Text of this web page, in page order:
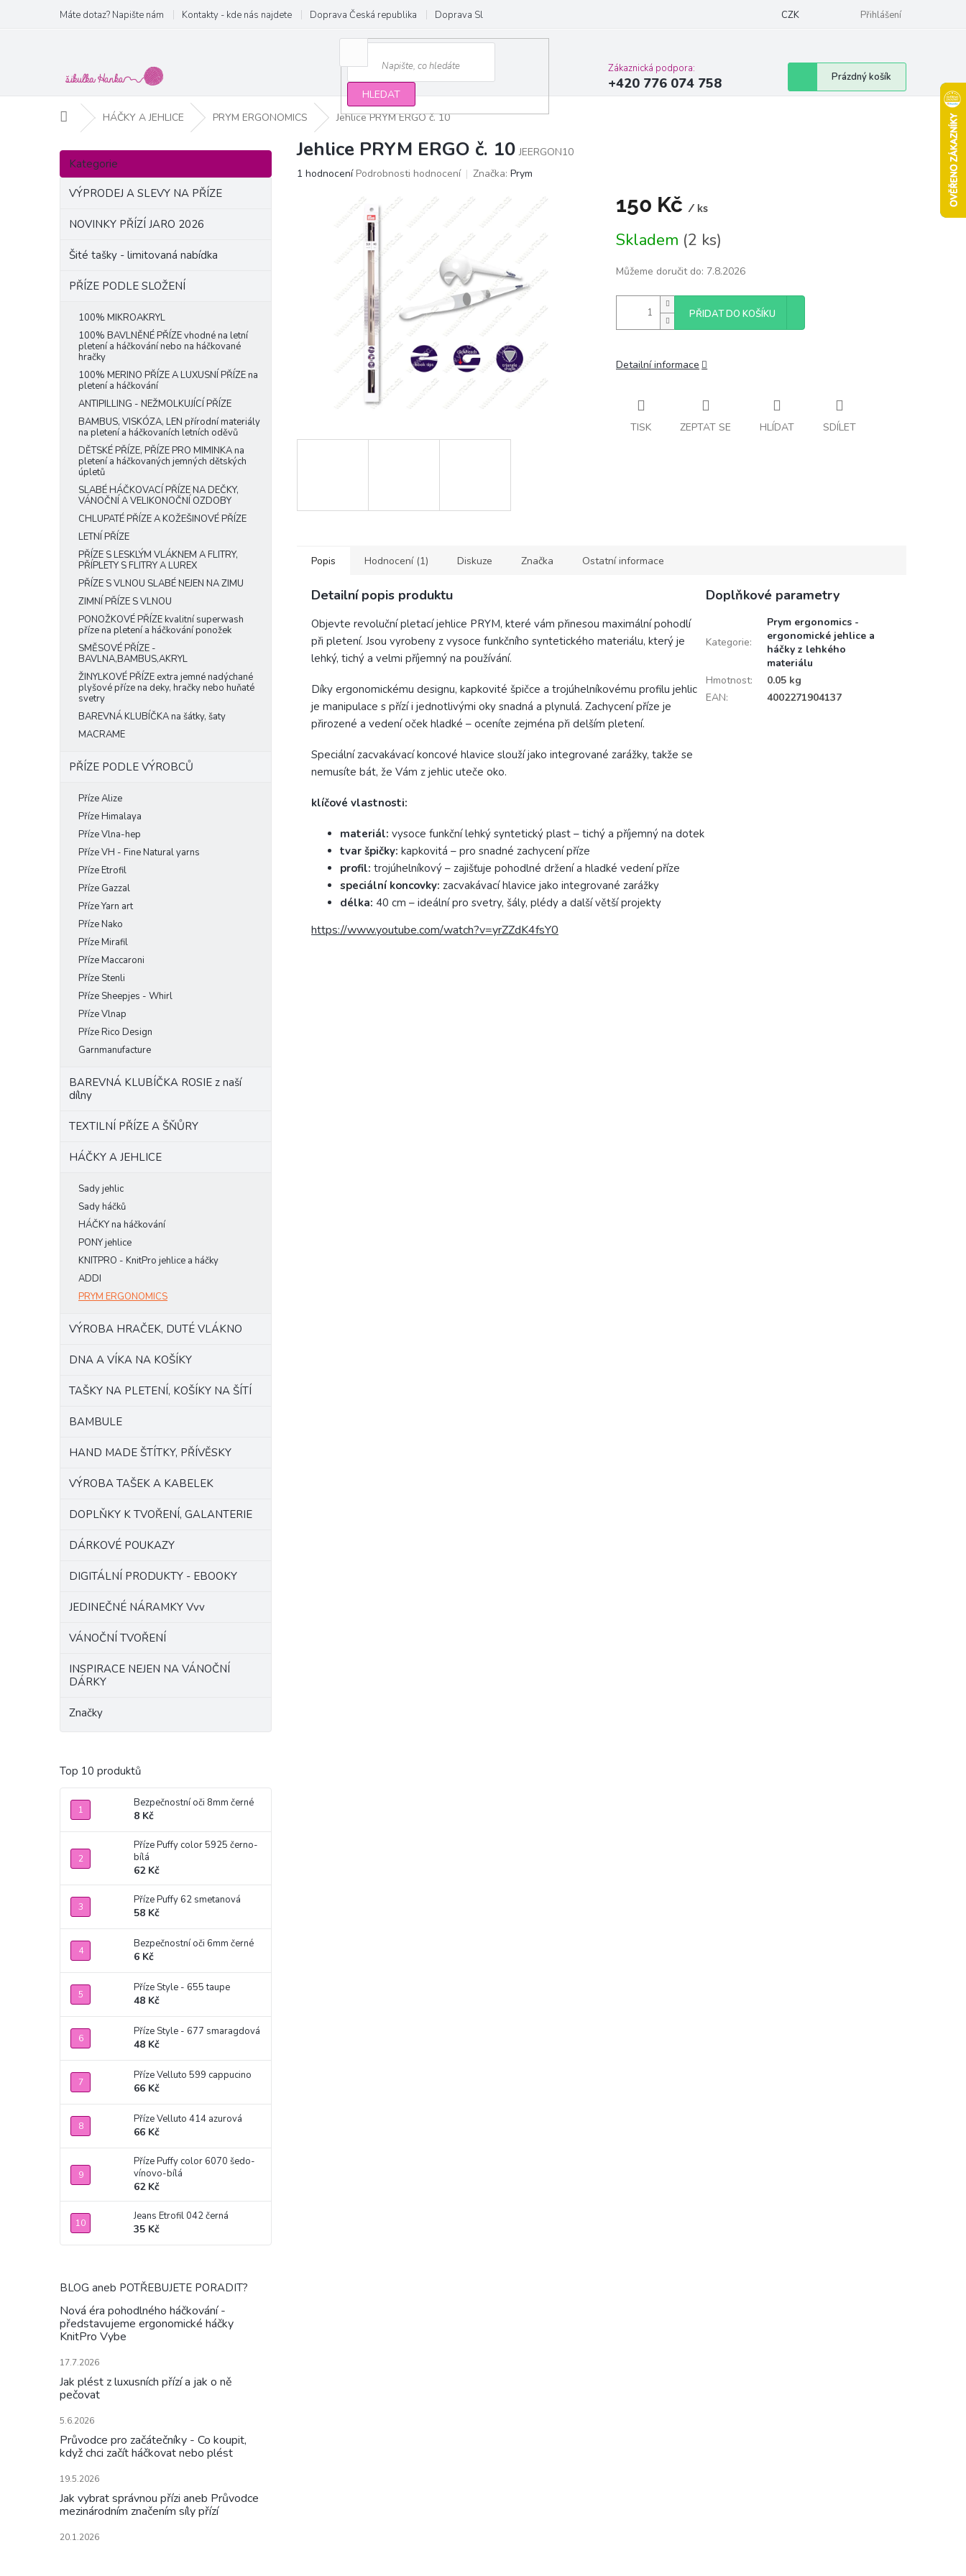
obsah
Máte dotaz? Napište nám Kontakty - kde nás najdete Doprava Česká republika Doprava Slovensko a EU Podmínky ochrany osobních údajů Moje objednávka
CZK Přihlášení
HLEDAT
Zákaznická podpora:
+420 776 074 758
Nákupní
košík
Prázdný košík
Domů HÁČKY A JEHLICE PRYM ERGONOMICS Jehlice PRYM ERGO č. 10
P
s
Přeskočit
kategorie
Kategorie
VÝPRODEJ A SLEVY NA PŘÍZE
NOVINKY PŘÍZÍ JARO 2026
Šité tašky - limitovaná nabídka
PŘÍZE PODLE SLOŽENÍ
100% MIKROAKRYL
100% BAVLNĚNÉ PŘÍZE vhodné na letní
pletení a háčkování nebo na háčkované
hračky
100% MERINO PŘÍZE A LUXUSNÍ PŘÍZE na
pletení a háčkování
ANTIPILLING - NEŽMOLKUJÍCÍ PŘÍZE
BAMBUS, VISKÓZA, LEN přírodní materiály
na pletení a háčkovaních letních oděvů
DĚTSKÉ PŘÍZE, PŘÍZE PRO MIMINKA na
pletení a háčkovaných jemných dětských
úpletů
SLABÉ HÁČKOVACÍ PŘÍZE NA DEČKY,
VÁNOČNÍ A VELIKONOČNÍ OZDOBY
CHLUPATÉ PŘÍZE A KOŽEŠINOVÉ PŘÍZE
LETNÍ PŘÍZE
PŘÍZE S LESKLÝM VLÁKNEM A FLITRY,
PŘÍPLETY S FLITRY A LUREX
PŘÍZE S VLNOU SLABÉ NEJEN NA ZIMU
ZIMNÍ PŘÍZE S VLNOU
PONOŽKOVÉ PŘÍZE kvalitní superwash
příze na pletení a háčkování ponožek
SMĚSOVÉ PŘÍZE -
BAVLNA,BAMBUS,AKRYL
ŽINYLKOVÉ PŘÍZE extra jemné nadýchané
plyšové příze na deky, hračky nebo huňaté
svetry
BAREVNÁ KLUBÍČKA na šátky, šaty
MACRAME
PŘÍZE PODLE VÝROBCŮ
Příze Alize
Příze Himalaya
Příze Vlna-hep
Příze VH - Fine Natural yarns
Příze Etrofil
Příze Gazzal
Příze Yarn art
Příze Nako
Příze Mirafil
Příze Maccaroni
Příze Stenli
Příze Sheepjes - Whirl
Příze Vlnap
Příze Rico Design
Garnmanufacture
BAREVNÁ KLUBÍČKA ROSIE z naší
dílny
TEXTILNÍ PŘÍZE A ŠŇŮRY
HÁČKY A JEHLICE
Sady jehlic
Sady háčků
HÁČKY na háčkování
PONY jehlice
KNITPRO - KnitPro jehlice a háčky
ADDI
PRYM ERGONOMICS
VÝROBA HRAČEK, DUTÉ VLÁKNO
DNA A VÍKA NA KOŠÍKY
TAŠKY NA PLETENÍ, KOŠÍKY NA ŠÍTÍ
BAMBULE
HAND MADE ŠTÍTKY, PŘÍVĚSKY
VÝROBA TAŠEK A KABELEK
DOPLŇKY K TVOŘENÍ, GALANTERIE
DÁRKOVÉ POUKAZY
DIGITÁLNÍ PRODUKTY - EBOOKY
JEDINEČNÉ NÁRAMKY Vvv
VÁNOČNÍ TVOŘENÍ
INSPIRACE NEJEN NA VÁNOČNÍ
DÁRKY
Značky
Top 10 produktů
Bezpečnostní oči 8mm černé
8 Kč
Příze Puffy color 5925 černo-
bílá
62 Kč
Příze Puffy 62 smetanová
58 Kč
Bezpečnostní oči 6mm černé
6 Kč
Příze Style - 655 taupe
48 Kč
Příze Style - 677 smaragdová
48 Kč
Příze Velluto 599 cappucino
66 Kč
Příze Velluto 414 azurová
66 Kč
Příze Puffy color 6070 šedo-
vínovo-bílá
62 Kč
Jeans Etrofil 042 černá
35 Kč
BLOG aneb POTŘEBUJETE PORADIT?
Nová éra pohodlného háčkování -
představujeme ergonomické háčky
KnitPro Vybe
17.7.2026
Jak plést z luxusních přízí a jak o ně
pečovat
5.6.2026
Průvodce pro začátečníky - Co koupit,
když chci začít háčkovat nebo plést
19.5.2026
Jak vybrat správnou přízi aneb Průvodce
mezinárodním značením síly přízí
20.1.2026
Jehlice PRYM ERGO č. 10 JEERGON10
Průměrné
1 hodnocení Podrobnosti hodnocení Značka: Prym
150 Kč / ks
cena:
Skladem (2 ks)
Můžeme doručit do: 7.8.2026
PŘIDAT DO KOŠÍKU
Detailní informace
TISK ZEPTAT SE HLÍDAT SDÍLET
Popis Hodnocení (1) Diskuze Značka Ostatní informace
Detailní popis produktu
Objevte revoluční pletací jehlice PRYM, které vám přinesou maximální pohodlí
při pletení. Jsou vyrobeny z vysoce funkčního syntetického materiálu, který je
lehký, tichý a velmi příjemný na používání.
Díky ergonomickému designu, kapkovité špičce a trojúhelníkovému profilu jehlic
je manipulace s přízí i jednotlivými oky snadná a plynulá. Zachycení příze je
přirozené a vedení oček hladké – oceníte zejména při delším pletení.
Speciální zacvakávací koncové hlavice slouží jako integrované zarážky, takže se
nemusíte bát, že Vám z jehlic uteče oko.
klíčové vlastnosti:
materiál: vysoce funkční lehký syntetický plast – tichý a příjemný na dotek
tvar špičky: kapkovitá – pro snadné zachycení příze
profil: trojúhelníkový – zajišťuje pohodlné držení a hladké vedení příze
speciální koncovky: zacvakávací hlavice jako integrované zarážky
délka: 40 cm – ideální pro svetry, šály, plédy a další větší projekty
https://www.youtube.com/watch?v=yrZZdK4fsY0
Doplňkové parametry
Kategorie:
Prym ergonomics -
ergonomické jehlice a
háčky z lehkého
materiálu
Hmotnost:
0.05 kg
EAN: 4002271904137